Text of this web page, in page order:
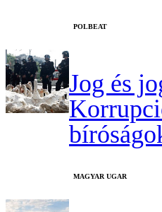
‎POLBEAT
Jog és
MAGYAR UGAR